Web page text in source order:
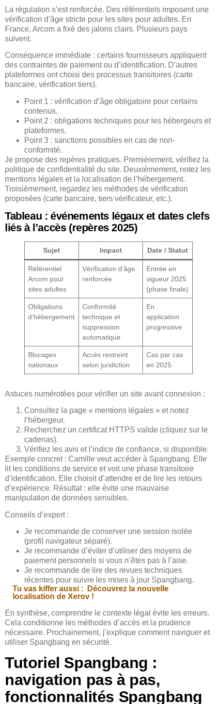
La régulation s’est renforcée. Des référentiels imposent une
vérification d’âge stricte pour les sites pour adultes. En
France, Arcom a fixé des jalons clairs. Plusieurs pays
suivent.
Conséquence immédiate : certains fournisseurs appliquent
des contraintes de paiement ou d’identification. D’autres
plateformes ont choisi des processus transitoires (carte
bancaire, vérification tiers).
Point 1 : vérification d’âge obligatoire pour certains
contenus.
Point 2 : obligations techniques pour les hébergeurs et
plateformes.
Point 3 : sanctions possibles en cas de non-
conformité.
Je propose des repères pratiques. Premièrement, vérifiez la
politique de confidentialité du site. Deuxièmement, notez les
mentions légales et la localisation de l’hébergement.
Troisièmement, regardez les méthodes de vérification
proposées (carte bancaire, tiers vérificateur, etc.).
Tableau : événements légaux et dates clefs
liés à l’accès (repères 2025)
Sujet Impact Date / Statut
Référentiel
Arcom pour
sites adultes
Vérification d’âge
renforcée
Entrée en
vigueur 2025
(phase finale)
Obligations
d’hébergement
Conformité
technique et
suppression
automatique
En
application
progressive
Blocages
nationaux
Accès restreint
selon juridiction
Cas par cas
en 2025
Astuces numérotées pour vérifier un site avant connexion :
Consultez la page « mentions légales » et notez
l’hébergeur.
Recherchez un certificat HTTPS valide (cliquez sur le
cadenas).
Vérifiez les avis et l’indice de confiance, si disponible.
Exemple concret : Camille veut accéder à Spangbang. Elle
lit les conditions de service et voit une phase transitoire
d’identification. Elle choisit d’attendre et de lire les retours
d’expérience. Résultat : elle évite une mauvaise
manipulation de données sensibles.
Conseils d’expert :
Je recommande de conserver une session isolée
(profil navigateur séparé).
Je recommande d’éviter d’utiliser des moyens de
paiement personnels si vous n’êtes pas à l’aise.
Je recommande de lire des revues techniques
récentes pour suivre les mises à jour Spangbang.
Tu vas kiffer aussi :
Découvrez la nouvelle
localisation de Xerov !
En synthèse, comprendre le contexte légal évite les erreurs.
Cela conditionne les méthodes d’accès et la prudence
nécessaire. Prochainement, j’explique comment naviguer et
utiliser Spangbang en sécurité.
Tutoriel Spangbang :
navigation pas à pas,
fonctionnalités Spangbang